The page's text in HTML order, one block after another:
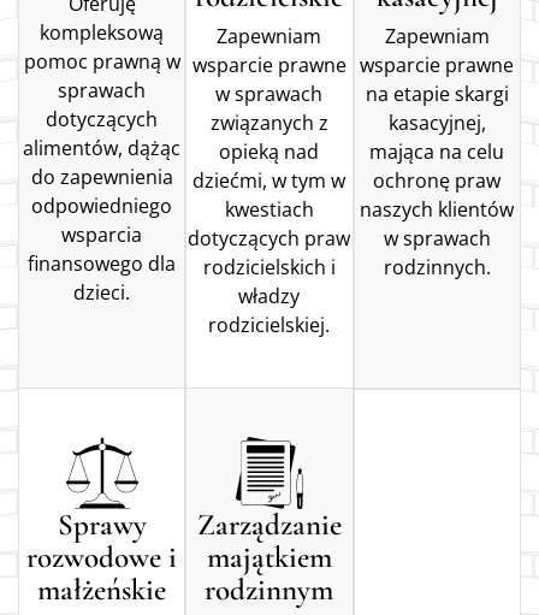
kompleksową
pomoc prawną w
sprawach
dotyczących
alimentów, dążąc
do zapewnienia
odpowiedniego
wsparcia
finansowego dla
dzieci.
Zapewniam
wsparcie prawne
w sprawach
związanych z
opieką nad
dziećmi, w tym w
kwestiach
dotyczących praw
rodzicielskich i
władzy
rodzicielskiej.
Zapewniam
wsparcie prawne
na etapie skargi
kasacyjnej,
mająca na celu
ochronę praw
naszych klientów
w sprawach
rodzinnych.
Sprawy
rozwodowe i
małżeńskie
Zarządzanie
majątkiem
rodzinnym